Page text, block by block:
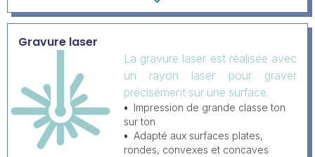
Gravure laser
La gravure laser est réalisée avec
un rayon laser pour graver
précisément sur une surface.
Impression de grande classe ton
sur ton
Adapté aux surfaces plates,
rondes, convexes et concaves